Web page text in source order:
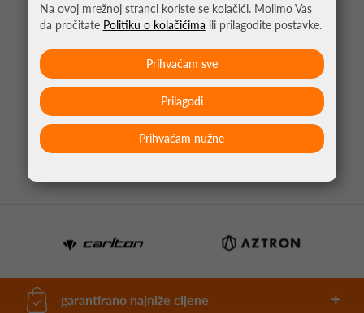
ŽICA ZA TENIS BABOLAT RPM BLAST 1.25 200M
219,95 €
garantirano najniže cijene
Na ovoj mrežnoj stranci koriste se kolačići. Molimo Vas
da pročitate Politiku o kolačićima ili prilagodite postavke.
Prihvaćam nužne
Prilagodi
Prihvaćam sve